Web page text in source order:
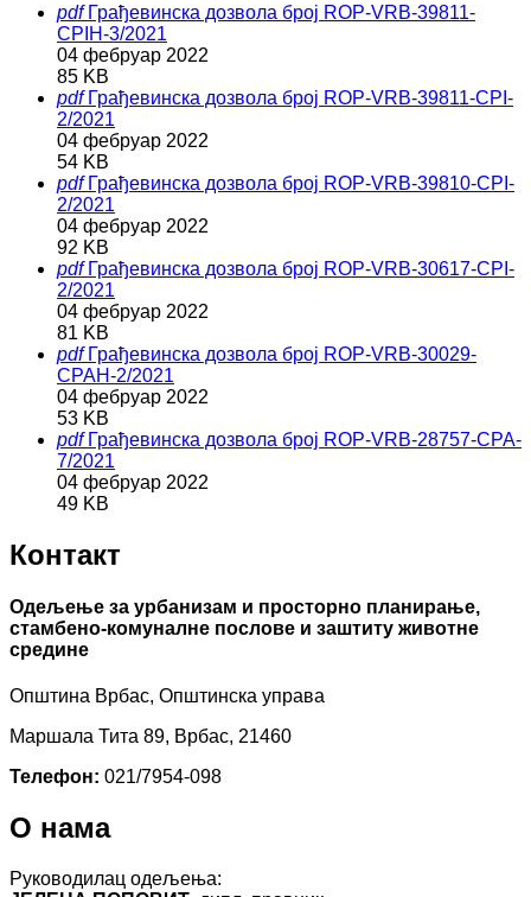
pdf Грађевинска дозвола број ROP-VRB-39811-
CPIH-3/2021
04 фебруар 2022
85 KB
pdf Грађевинска дозвола број ROP-VRB-39811-CPI-
2/2021
04 фебруар 2022
54 KB
pdf Грађевинска дозвола број ROP-VRB-39810-CPI-
2/2021
04 фебруар 2022
92 KB
pdf Грађевинска дозвола број ROP-VRB-30617-CPI-
2/2021
04 фебруар 2022
81 KB
pdf Грађевинска дозвола број ROP-VRB-30029-
CPAH-2/2021
04 фебруар 2022
53 KB
pdf Грађевинска дозвола број ROP-VRB-28757-CPA-
7/2021
04 фебруар 2022
49 KB
Контакт
Одељење за урбанизам и просторно планирање,
стамбено-комуналне послове и заштиту животне
средине
Општина Врбас, Општинска управа
Маршала Тита 89, Врбас, 21460
Телефон: 021/7954-098
О нама
Руководилац одељења: